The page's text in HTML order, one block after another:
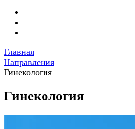
Главная
Направления
Гинекология
Гинекология